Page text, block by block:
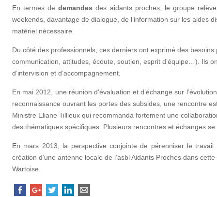
En termes dedemandes des aidants proches, le groupe
weekends, davantage de dialogue, de l’information sur les aides
matériel nécessaire.
Du côté des professionnels, ces derniers ont exprimé des
communication, attitudes, écoute, soutien, esprit d’équipe…). Ils
d’intervision et d’accompagnement.
En mai 2012, une réunion d’évaluation et d’échange sur
reconnaissance ouvrant les portes des subsides, une rencontre
Ministre Eliane Tillieux qui recommanda fortement une
des thématiques spécifiques. Plusieurs rencontres et échanges
En mars 2013, la perspective conjointe de pérenniser le
création d’une antenne locale de l’asbl Aidants Proches dans
Wartoise.